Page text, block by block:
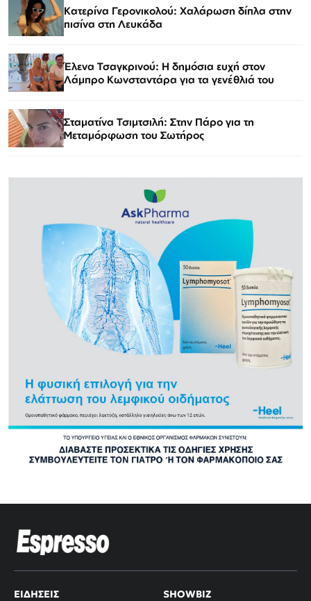
Κατερίνα Γερονικολού: Χαλάρωση δίπλα στην
πισίνα στη Λευκάδα
Έλενα Τσαγκρινού: Η δημόσια ευχή στον
Λάμπρο Κωνσταντάρα για τα γενέθλιά του
Σταματίνα Τσιμτσιλή: Στην Πάρο για τη
Μεταμόρφωση του Σωτήρος
ΕΙΔΉΣΕΙΣ SHOWBIZ